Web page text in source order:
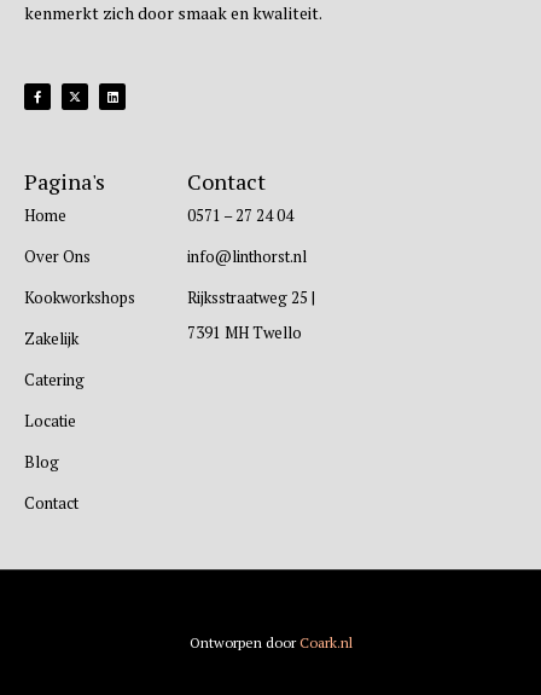
kenmerkt zich door smaak en kwaliteit.
Pagina's
Home
Over Ons
Kookworkshops
Zakelijk
Catering
Locatie
Blog
Contact
Contact
0571 – 27 24 04
info@linthorst.nl
Rijksstraatweg 25 |
7391 MH Twello
Ontworpen doorCoark.nl